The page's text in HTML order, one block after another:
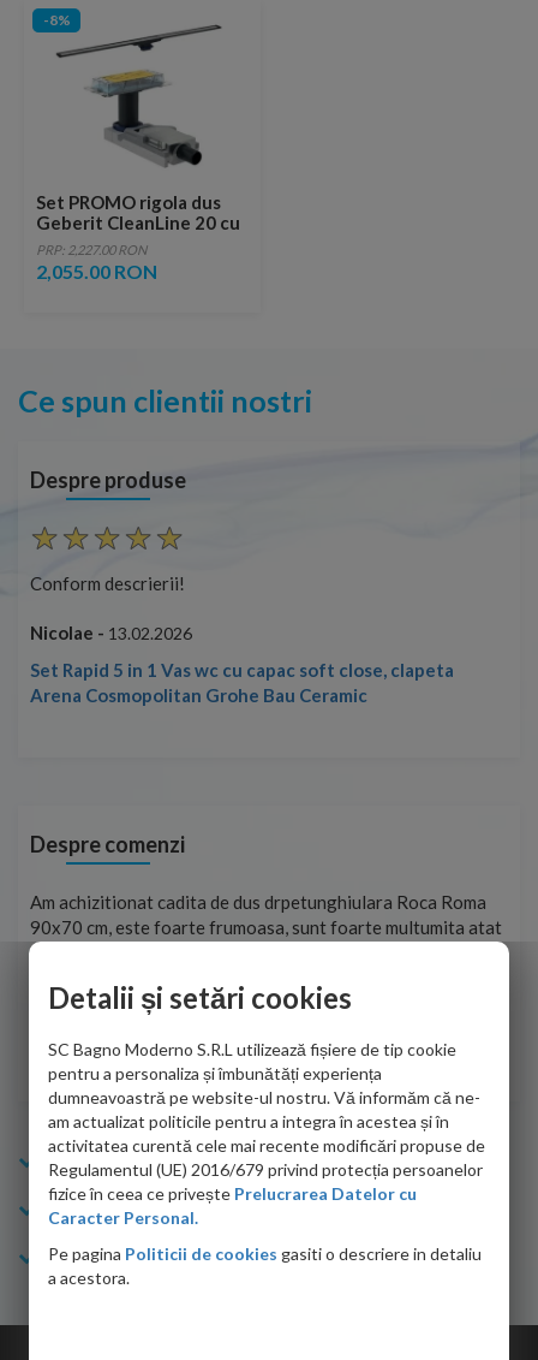
-8%
Set PROMO rigola dus
Geberit CleanLine 20 cu
grila inox lucios/periat
30-90 cm
PRP: 2,227.00 RON
2,055.00 RON
Ce spun clientii nostri
Despre produse
Conform descrierii!
Nicolae - 13.02.2026
Set Rapid 5 in 1 Vas wc cu capac soft close, clapeta
Arena Cosmopolitan Grohe Bau Ceramic
Despre comenzi
Am achizitionat cadita de dus drpetunghiulara Roca Roma
90x70 cm, este foarte frumoasa, sunt foarte multumita atat
de personalul firmei dvs. cu care am colaborat in obtinerea
adus coletul in siguranta.Numai bine, va doresc!
Sofrone Viviana -28.07.2026
Info Bagno
Cumparaturi
Suport clienti
Detalii și setări cookies
SC Bagno Moderno S.R.L utilizează fișiere de tip cookie
pentru a personaliza și îmbunătăți experiența
dumneavoastră pe website-ul nostru. Vă informăm că ne-
am actualizat politicile pentru a integra în acestea și în
activitatea curentă cele mai recente modificări propuse de
Regulamentul (UE) 2016/679 privind protecția persoanelor
fizice în ceea ce privește Prelucrarea Datelor cu
Caracter Personal.
Pe pagina Politicii de cookies gasiti o descriere in detaliu
a acestora.